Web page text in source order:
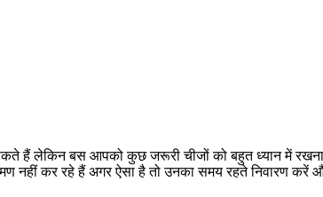
हैं लेकिन बस आपको कुछ जरूरी चीजों को बहुत ध्यान में
नहीं कर रहे हैं अगर ऐसा है तो उनका समय रहते निवारण